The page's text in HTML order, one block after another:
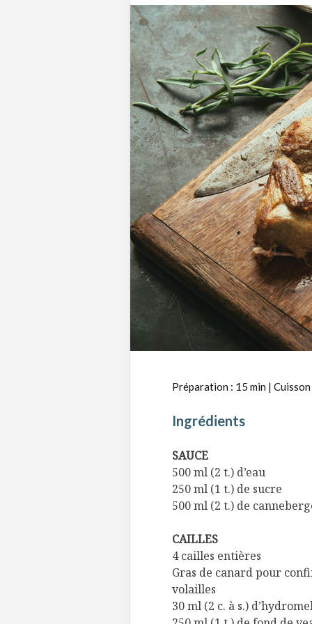
Préparation : 15 min |
Ingrédients
SAUCE
500 ml (2 t.) d’eau
250 ml (1 t.) de sucre
500 ml (2 t.) de
CAILLES
4 cailles entières
Gras de canard pour
volailles
30 ml (2 c. à s.)